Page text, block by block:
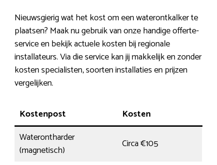
Nieuwsgierig wat het kost om een waterontkalker te
plaatsen? Maak nu gebruik van onze handige offerte-
service en bekijk actuele kosten bij regionale
installateurs. Via die service kan jij makkelijk en zonder
kosten specialisten, soorten installaties en prijzen
vergelijken.
Kostenpost
Kosten
Waterontharder
(magnetisch)
Circa €105